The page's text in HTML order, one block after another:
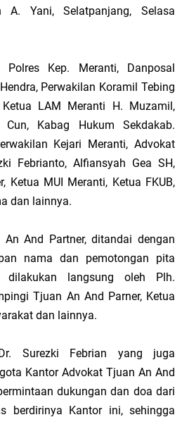
Yani, Selatpanjang, Selasa
Polres Kep. Meranti, Danposal
Perwakilan Koramil Tebing
LAM Meranti H. Muzamil,
Kabag Hukum Sekdakab.
Kejari Meranti, Advokat
Febrianto, Alfiansyah Gea SH,
Ketua MUI Meranti, Ketua FKUB,
dan lainnya.
And Partner, ditandai dengan
nama dan pemotongan pita
dilakukan langsung oleh Plh.
Tjuan An And Parner, Ketua
dan lainnya.
Surezki Febrian yang juga
Kantor Advokat Tjuan An And
dukungan dan doa dari
berdirinya Kantor ini, sehingga